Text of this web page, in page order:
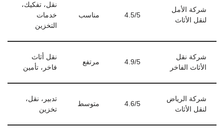
شركة الأمل
لنقل الأثاث
4.5/5 مناسب
نقل، تفكيك،
خدمات
التخزين
شركة نقل
الأثاث الفاخر
4.9/5 مرتفع
نقل أثاث
فاخر، تأمين
شركة الرياض
لنقل الأثاث
4.6/5 متوسط
تدبير، نقل،
تخزين